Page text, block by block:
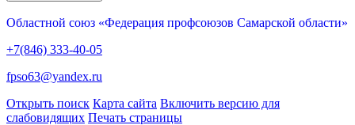
Областной союз «Федерация профсоюзов Самарской области»
+7(846) 333-40-05
fpso63@yandex.ru
Открыть поиск Карта сайта Включить версию для
слабовидящих Печать страницы